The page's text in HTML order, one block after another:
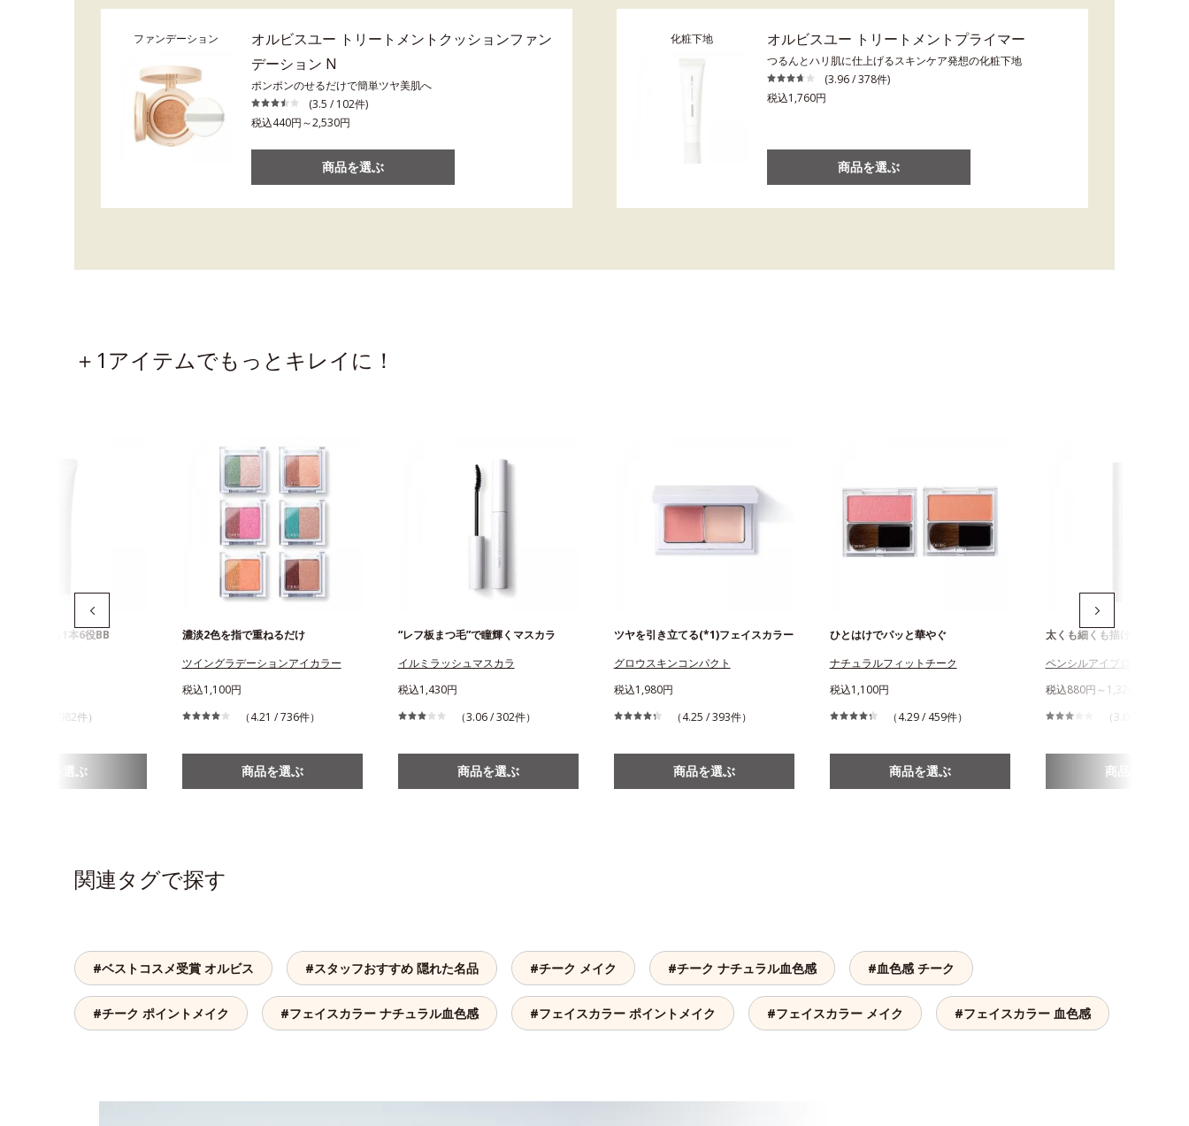
ファンデーション
オルビスユー トリートメントクッションファン
デーション N
ポンポンのせるだけで簡単ツヤ美肌へ
(3.5 / 102件)
税込440円～2,530円
商品を選ぶ
化粧下地 オルビスユー トリートメントプライマー
つるんとハリ肌に仕上げるスキンケア発想の化粧下地
(3.96 / 378件)
税込1,760円
商品を選ぶ
＋1アイテムでもっとキレイに！
まで叶える1本6役BB
（4.1 / 982件）
商品を選ぶ
濃淡2色を指で重ねるだけ
ツイングラデーションアイカラー
税込1,100円
（4.21 / 736件）
商品を選ぶ
“レフ板まつ毛”で瞳輝くマスカラ
イルミラッシュマスカラ
税込1,430円
（3.06 / 302件）
商品を選ぶ
ツヤを引き立てる(*1)フェイスカラー
グロウスキンコンパクト
税込1,980円
（4.25 / 393件）
商品を選ぶ
ひとはけでパッと華やぐ
ナチュラルフィットチーク
税込1,100円
（4.29 / 459件）
商品を選ぶ
太くも細くも描けるアイブロ
ペンシルアイブローN
税込880円～1,320円
（3.06 / 879件）
商品を選ぶ
関連タグで探す
#ベストコスメ受賞 オルビス #スタッフおすすめ 隠れた名品 #チーク メイク #チーク ナチュラル血色感 #血色感 チーク
#チーク ポイントメイク #フェイスカラー ナチュラル血色感 #フェイスカラー ポイントメイク #フェイスカラー メイク #フェイスカラー 血色感